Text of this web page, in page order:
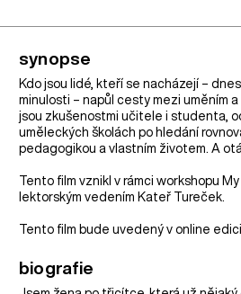
synopse
Kdo jsou lidé, kteří se nacházejí –
minulosti – napůl cesty mezi uměním
jsou zkušenostmi učitele i studenta,
uměleckých školách po hledání
pedagogikou a vlastním životem. A
Tento film vznikl v rámci workshopu
lektorským vedením Kateř Tureček.
Tento film bude uvedený v online edici
biografie